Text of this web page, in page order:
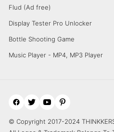
Flud (Ad free)
Display Tester Pro Unlocker
Bottle Shooting Game
Music Player - MP4, MP3 Player
© Copyright 2017-2024